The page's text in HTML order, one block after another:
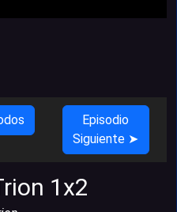
Episodio
Siguiente ➤
1x2